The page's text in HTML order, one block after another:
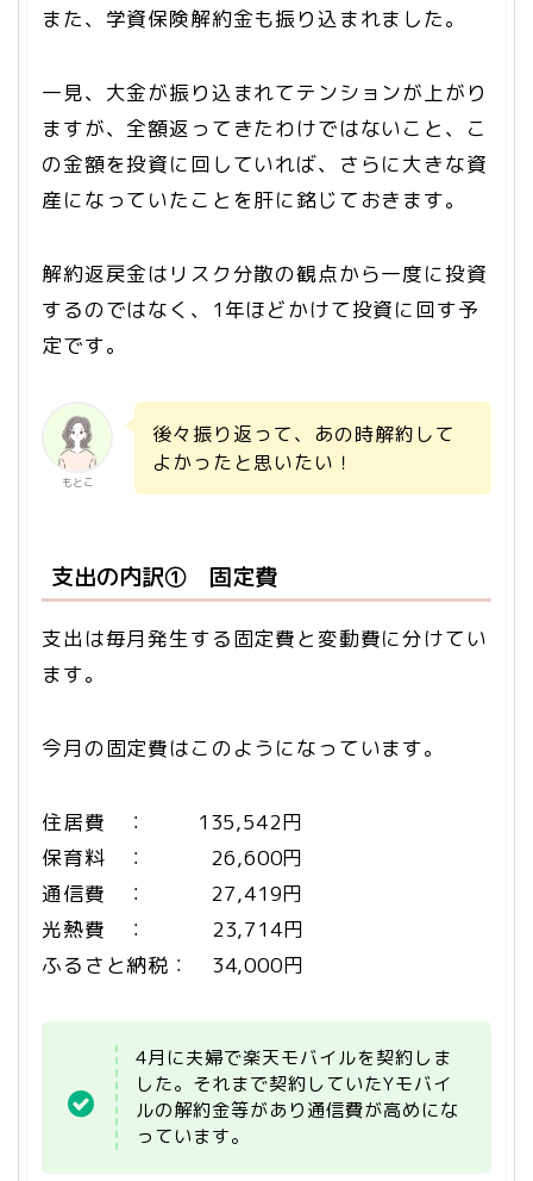
また、学資保険解約金も振り込まれました。
一見、大金が振り込まれてテンションが上がり
ますが、全額返ってきたわけではないこと、こ
の金額を投資に回していれば、さらに大きな資
産になっていたことを肝に銘じておきます。
解約返戻金はリスク分散の観点から一度に投資
するのではなく、1年ほどかけて投資に回す予
定です。
もとこ
後々振り返って、あの時解約して
よかったと思いたい！
支出の内訳① 固定費
支出は毎月発生する固定費と変動費に分けてい
ます。
今月の固定費はこのようになっています。
住居費 ： 135,542円
保育料 ： 26,600円
通信費 ： 27,419円
光熱費 ： 23,714円
ふるさと納税： 34,000円
4月に夫婦で楽天モバイルを契約しま
した。それまで契約していたYモバイ
ルの解約金等があり通信費が高めにな
っています。